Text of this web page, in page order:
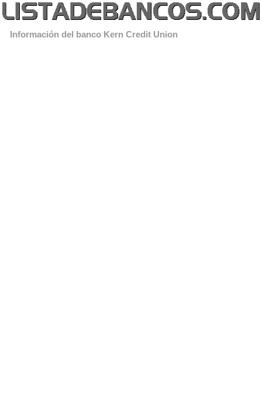
Información del banco Kern Credit Union